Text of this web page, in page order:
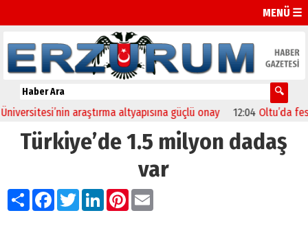
MENÜ ☰
araştırma altyapısına güçlü onay 12:04 Oltu’da festival
Türkiye’de 1.5 milyon dadaş
var
PaylaşFacebook
TwitterLinkedIn
Pinterest
Email